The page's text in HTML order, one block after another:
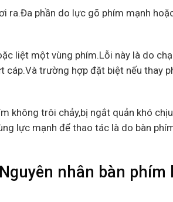
ra.Đa phần do lực gõ phím mạnh
liệt một vùng phím.Lỗi này là do
cáp.Và trường hợp đặt biệt nếu thay
không trôi chảy,bị ngắt quản khó
lực mạnh để thao tác là do bàn
nhân bàn